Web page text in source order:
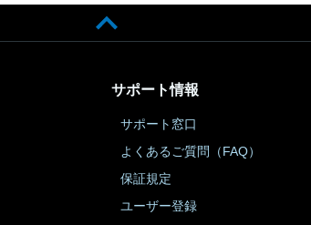
サポート情報
サポート窓口
よくあるご質問（FAQ）
保証規定
ユーザー登録